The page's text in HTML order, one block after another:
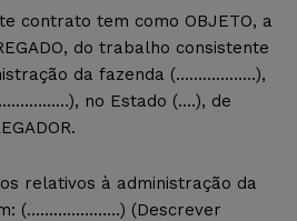
contrato tem como OBJETO, a
do trabalho consistente
da fazenda (………………),
no Estado (….), de
relativos à administração da
(…………………) (Descrever